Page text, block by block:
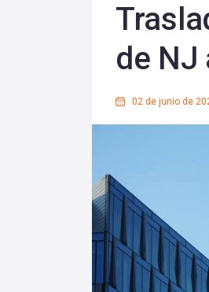
de NJ
02 de junio de